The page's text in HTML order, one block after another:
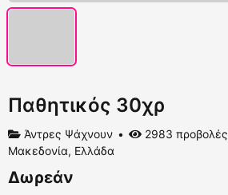
Παθητικός 30χρ
Άντρες Ψάχνουν 2983 προβολές
Μακεδονία, Ελλάδα
Δωρεάν